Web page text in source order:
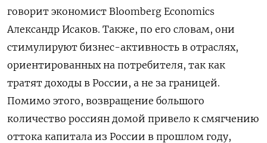
говорит экономист Bloomberg Economics
Александр Исаков. Также, по его словам, они
стимулируют бизнес-активность в отраслях,
ориентированных на потребителя, так как
тратят доходы в России, а не за границей.
Помимо этого, возвращение большого
количество россиян домой привело к смягчению
оттока капитала из России в прошлом году,